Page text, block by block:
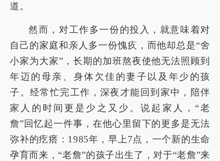
道。
然而，对工作多一份的投入，就意味着对
自己的家庭和亲人多一份愧疚，而他却总是“舍
小家为大家”，长期的加班熬夜使他无法照顾到
年迈的母亲、身体欠佳的妻子以及年少的孩
子。经常忙完工作，深夜才能回到家中，陪伴
家人的时间更是少之又少。说起家人，“老
詹”回忆起一件事，在他心里留下的更多是无法
弥补的疙瘩：1985年，早上7点，一个新的生命
孕育而来，“老詹”的孩子出生了，对于“老詹”来